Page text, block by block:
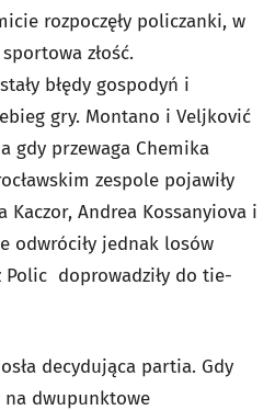
rozpoczęły policzanki, w
złość.
błędy gospodyń i
gry. Montano i Veljković
gdy przewaga Chemika
zespole pojawiły
Kaczor, Andrea Kossanyiova i
odwróciły jednak losów
doprowadziły do tie-
decydująca partia. Gdy
na dwupunktowe